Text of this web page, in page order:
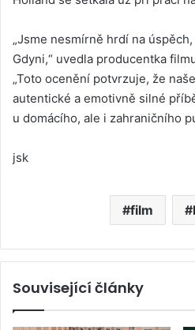
„Jsme nesmírně hrdí na
Gdyni,“ uvedla producentka
„Toto ocenění potvrzuje, že
autentické a emotivně silné
u domácího, ale i zahraničního
jsk
film
Související články